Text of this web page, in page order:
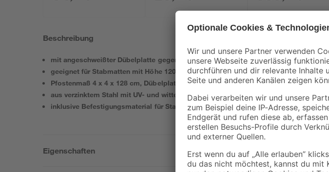
Beschreibung
mit angeschweißter Dübelplatte gegen Staunässe und Schmutz
geeignet für Stabmatten mit Höhe 120 cm
Pfostenmaß 4 x 4 x 128 cm, Dübelplatte 10 x 10 cm
aus verzinktem Stahl mit UV- und witterungsbeständiger Pulverbeschichtung
inklusive Befestigungsmaterial für Stabmattenmontage
Eigenschaften